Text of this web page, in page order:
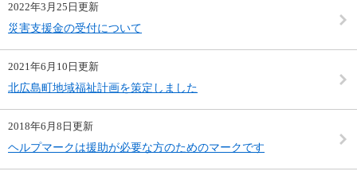
2022年3月25日更新
災害支援金の受付について
2021年6月10日更新
北広島町地域福祉計画を策定しました
2018年6月8日更新
ヘルプマークは援助が必要な方のためのマークです